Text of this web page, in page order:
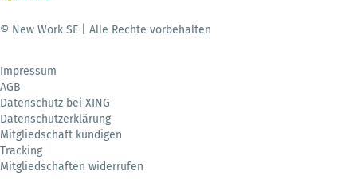
© New Work SE | Alle Rechte vorbehalten
Impressum
AGB
Datenschutz bei XING
Datenschutzerklärung
Mitgliedschaft kündigen
Tracking
Mitgliedschaften widerrufen